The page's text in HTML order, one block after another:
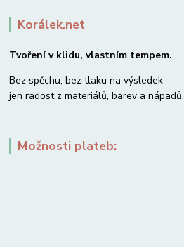
Korálek.net
Tvoření v klidu, vlastním tempem.
Bez spěchu, bez tlaku na výsledek –
jen radost z materiálů, barev a nápadů.
Možnosti plateb: